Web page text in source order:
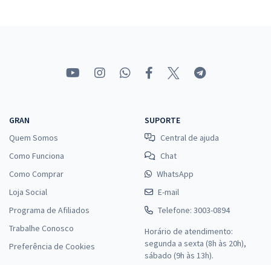
GRAN
Quem Somos
Como Funciona
Como Comprar
Loja Social
Programa de Afiliados
Trabalhe Conosco
Preferência de Cookies
SUPORTE
Central de ajuda
Chat
WhatsApp
E-mail
Telefone: 3003-0894
Horário de atendimento:
segunda a sexta (8h às 20h),
sábado (9h às 13h).